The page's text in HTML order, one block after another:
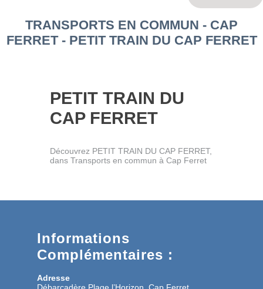
TRANSPORTS EN COMMUN - CAP
FERRET - PETIT TRAIN DU CAP FERRET
PETIT TRAIN DU
CAP FERRET
Découvrez PETIT TRAIN DU CAP FERRET,
dans Transports en commun à Cap Ferret
Informations
Complémentaires :
Adresse